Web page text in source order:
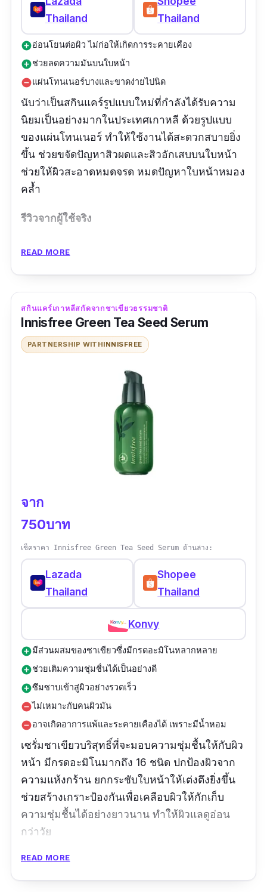
Thailand
Thailand
add_circleอ่อนโยนต่อผิว ไม่ก่อให้เกิดการระคายเคือง
add_circleช่วยลดความมันบนใบหน้า
remove_circleแผ่นโทนเนอร์บางและขาดง่ายไปนิด
นับว่าเป็นสกินแคร์รูปแบบใหม่ที่กำลังได้รับความ
นิยมเป็นอย่างมากในประเทศเกาหลี ด้วยรูปแบบ
ของแผ่นโทนเนอร์ ทำให้ใช้งานได้สะดวกสบายยิ่ง
ขึ้น ช่วยขจัดปัญหาสิวผดและสิวอักเสบบนใบหน้า
ช่วยให้ผิวสะอาดหมดจรด หมดปัญหาใบหน้าหมอง
คล้ำ
รีวิวจากผู้ใช้จริง
หน้านุ่มมากเลยค่ะ ปลื้มมม
READ MORE
สกินแคร์เกาหลีสกัดจากชาเขียวธรรมชาติ
Innisfree Green Tea Seed Serum
PARTNERSHIP WITHINNISFREE
จาก
750บาท
เช็คราคา Innisfree Green Tea Seed Serum ด้านล่าง:
Lazada
Thailand
Shopee
Thailand
Konvy
add_circleมีส่วนผสมของชาเขียวซึ่งมีกรดอะมิโนหลากหลาย
add_circleช่วยเติมความชุ่มชื่นได้เป็นอย่างดี
add_circleซึมซาบเข้าสู่ผิวอย่างรวดเร็ว
remove_circleไม่เหมาะกับคนผิวมัน
remove_circleอาจเกิดอาการแพ้และระคายเคืองได้ เพราะมีน้ำหอม
เซรั่มชาเขียวบริสุทธิ์ที่จะมอบความชุ่มชื้นให้กับผิว
หน้า มีกรดอะมิโนมากถึง 16 ชนิด ปกป้องผิวจาก
ความแห้งกร้าน ยกกระชับใบหน้าให้เต่งตึงยิ่งขึ้น
ช่วยสร้างเกราะป้องกันเพื่อเคลือบผิวให้กักเก็บ
ความชุ่มชื้นได้อย่างยาวนาน ทำให้ผิวแลดูอ่อน
กว่าวัย
READ MORE